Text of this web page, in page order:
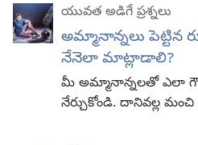
యువత అడిగే ప్రశ్నలు
అమ్మానాన్నలు పెట్టిన
నేనెలా మాట్లాడాలి?
మీ అమ్మానాన్నలతో ఎలా
నేర్చుకోండి. దానివల్ల